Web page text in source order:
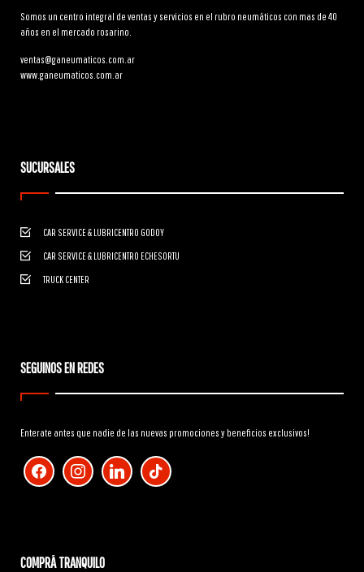
Somos un centro integral de ventas y servicios en el rubro neumáticos con mas de 40
años en el mercado rosarino.
ventas@ganeumaticos.com.ar
www.ganeumaticos.com.ar
SUCURSALES
CAR SERVICE & LUBRICENTRO GODOY
CAR SERVICE & LUBRICENTRO ECHESORTU
TRUCK CENTER
SEGUINOS EN REDES
Enterate antes que nadie de las nuevas promociones y beneficios exclusivos!
facebook instagram linkedin tiktok
COMPRÁ TRANQUILO